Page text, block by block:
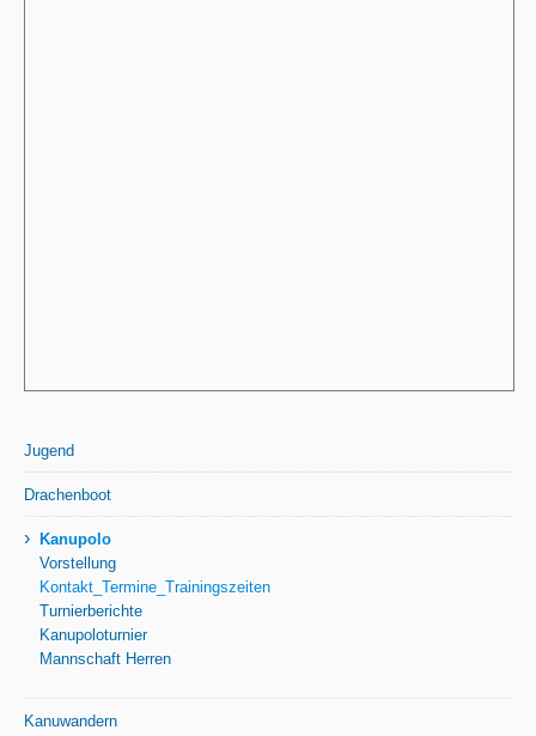
Jugend
Drachenboot
›
Kanupolo
Vorstellung
Kontakt_Termine_Trainingszeiten
Turnierberichte
Kanupoloturnier
Mannschaft Herren
Kanuwandern